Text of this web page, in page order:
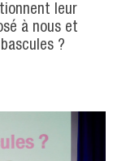
leur
à nous et
?